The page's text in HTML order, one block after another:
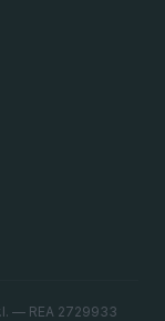
— REA 2729933